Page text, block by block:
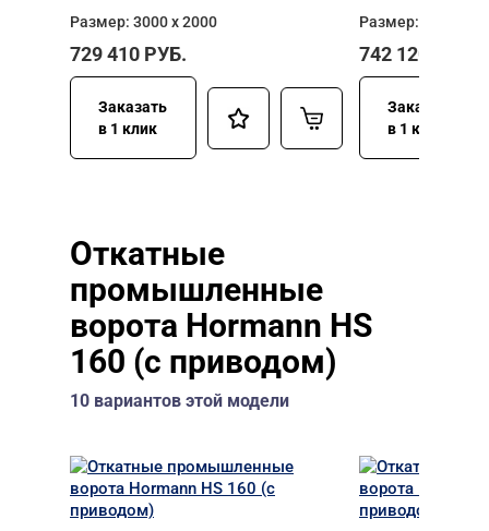
Размер: 3000 х 2000
729 410 РУБ.
Заказать
в 1 клик
Размер: 3000 х
742 120
Заказать
в 1 клик
Откатные
промышленные
ворота Hormann HS
160 (с приводом)
10 вариантов этой модели